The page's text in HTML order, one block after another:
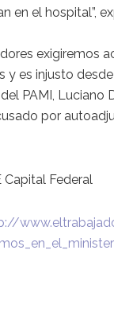
en el hospital”,
exigiremos
y es injusto
PAMI, Luciano
por
Capital Federal